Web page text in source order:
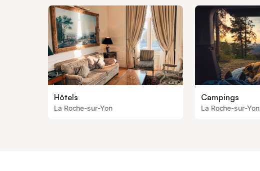
Hôtels
La Roche-sur-Yon
Campings
La Roche-sur-Yon